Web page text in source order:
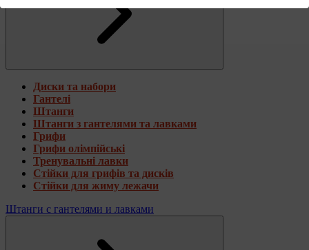
Диски та набори
Гантелі
Штанги
Штанги з гантелями та лавками
Грифи
Грифи олімпійські
Тренувальні лавки
Стійки для грифів та дисків
Стійки для жиму лежачи
Штанги с гантелями и лавками